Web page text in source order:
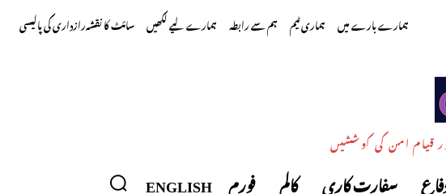
ہمارے بارے میں ہماری ٹیم ہم سے رابطہ ہمارے لیے لکھیں سائٹ کا نقشہرازداری کی پالیسی
قیام امن کی کوششیں
سفارت کاری کالم فورم ENGLISH